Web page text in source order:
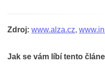
Zdroj: www.alza.cz,
Jak se vám líbí tento